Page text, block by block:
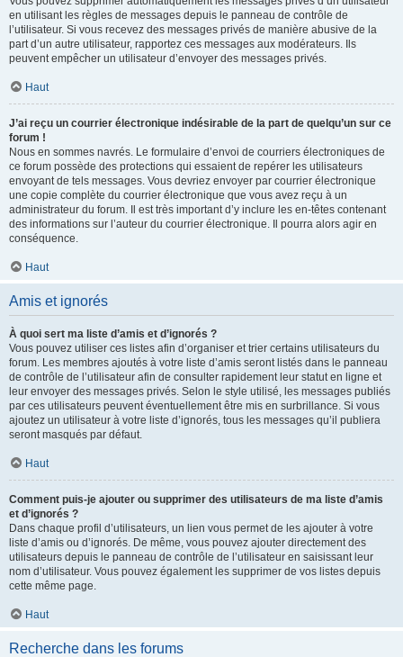
en utilisant les règles de messages depuis le panneau de contrôle de
l’utilisateur. Si vous recevez des messages privés de manière abusive de la
part d’un autre utilisateur, rapportez ces messages aux modérateurs. Ils
peuvent empêcher un utilisateur d’envoyer des messages privés.
Haut
J’ai reçu un courrier électronique indésirable de la part de quelqu’un sur ce
forum !
Nous en sommes navrés. Le formulaire d’envoi de courriers électroniques de
ce forum possède des protections qui essaient de repérer les utilisateurs
envoyant de tels messages. Vous devriez envoyer par courrier électronique
une copie complète du courrier électronique que vous avez reçu à un
administrateur du forum. Il est très important d’y inclure les en-têtes contenant
des informations sur l’auteur du courrier électronique. Il pourra alors agir en
conséquence.
Haut
Amis et ignorés
À quoi sert ma liste d’amis et d’ignorés ?
Vous pouvez utiliser ces listes afin d’organiser et trier certains utilisateurs du
forum. Les membres ajoutés à votre liste d’amis seront listés dans le panneau
de contrôle de l’utilisateur afin de consulter rapidement leur statut en ligne et
leur envoyer des messages privés. Selon le style utilisé, les messages publiés
par ces utilisateurs peuvent éventuellement être mis en surbrillance. Si vous
ajoutez un utilisateur à votre liste d’ignorés, tous les messages qu’il publiera
seront masqués par défaut.
Haut
Comment puis-je ajouter ou supprimer des utilisateurs de ma liste d’amis
et d’ignorés ?
Dans chaque profil d’utilisateurs, un lien vous permet de les ajouter à votre
liste d’amis ou d’ignorés. De même, vous pouvez ajouter directement des
utilisateurs depuis le panneau de contrôle de l’utilisateur en saisissant leur
nom d’utilisateur. Vous pouvez également les supprimer de vos listes depuis
cette même page.
Haut
Recherche dans les forums